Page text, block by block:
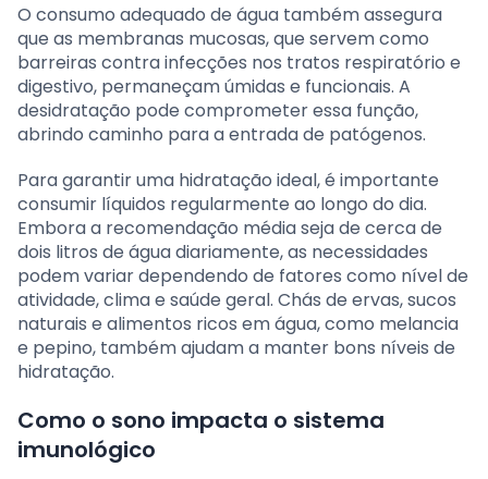
O consumo adequado de água também assegura
que as membranas mucosas, que servem como
barreiras contra infecções nos tratos respiratório e
digestivo, permaneçam úmidas e funcionais. A
desidratação pode comprometer essa função,
abrindo caminho para a entrada de patógenos.
Para garantir uma hidratação ideal, é importante
consumir líquidos regularmente ao longo do dia.
Embora a recomendação média seja de cerca de
dois litros de água diariamente, as necessidades
podem variar dependendo de fatores como nível de
atividade, clima e saúde geral. Chás de ervas, sucos
naturais e alimentos ricos em água, como melancia
e pepino, também ajudam a manter bons níveis de
hidratação.
Como o sono impacta o sistema
imunológico